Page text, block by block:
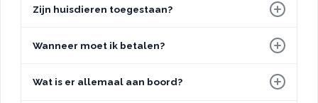
Zijn huisdieren toegestaan?
Wanneer moet ik betalen?
Wat is er allemaal aan boord?